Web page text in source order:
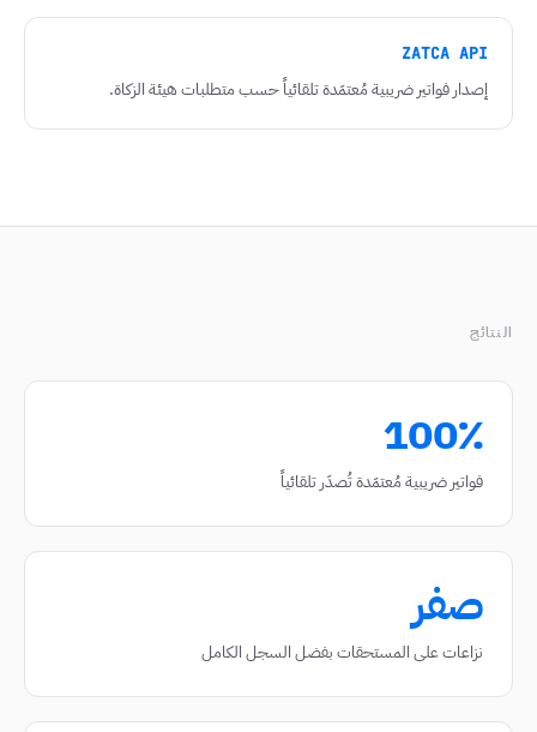
ZATCA API
إصدار فواتير ضريبية مُعتمَدة تلقائياً حسب متطلبات هيئة الزكاة.
النتائج
100٪
فواتير ضريبية مُعتمَدة تُصدَر تلقائياً
صفر
نزاعات على المستحقات بفضل السجل الكامل